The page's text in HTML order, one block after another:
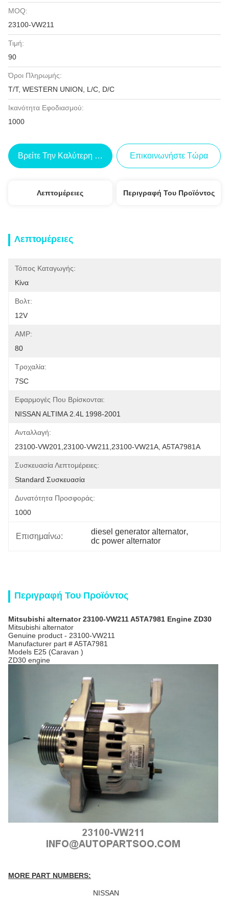
MOQ:
23100-VW211
Τιμή:
90
Όροι Πληρωμής:
T/T, WESTERN UNION, L/C, D/C
Ικανότητα Εφοδιασμού:
1000
Βρείτε Την Καλύτερη Τιμή Επικοινωνήστε Τώρα
Λεπτομέρειες Περιγραφή Του Προϊόντος
Λεπτομέρειες
Τόπος Καταγωγής:
Κίνα
Βολτ:
12V
AMP:
80
Τροχαλία:
7SC
Εφαρμογές Που Βρίσκονται:
NISSAN ALTIMA 2.4L 1998-2001
Ανταλλαγή:
23100-VW201,23100-VW211,23100-VW21A, A5TA7981A
Συσκευασία Λεπτομέρειες:
Standard Συσκευασία
Δυνατότητα Προσφοράς:
1000
Επισημαίνω:
diesel generator alternator,
dc power alternator
Περιγραφή Του Προϊόντος
Mitsubishi alternator 23100-VW211 A5TA7981 Engine ZD30
Mitsubishi alternator
Genuine product - 23100-VW211
Manufacturer part # A5TA7981
Models E25 (Caravan )
ZD30 engine
MORE PART NUMBERS:
NISSAN